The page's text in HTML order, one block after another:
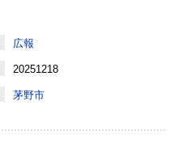
広報
20251218
茅野市